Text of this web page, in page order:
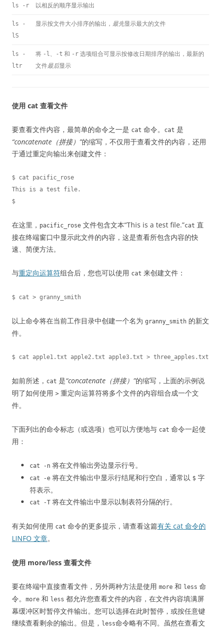
ls -r 以相反的顺序显示输出
ls -
lS
显示按文件大小排序的输出， 最先显示最大的文件
ls -
ltr
将 -l 、 -t 和 -r 选项组合可显示按修改日期排序的输出，最新的
文件最后显示
使用 cat 查看文件
要查看文件内容，最简单的命令之一是 cat 命令。 cat 是
“concatenate（拼接）”的缩写，不仅用于查看文件的内容，还用
于通过重定向输出来创建文件：
$ cat pacific_rose
This is a test file.
在这里， pacific_rose 文件包含文本“This is a test file.”cat 直
接在终端窗口中显示此文件的内容，这是查看所包含内容的快
速、简便方法。
与重定向运算符组合后，您也可以使用 cat 来创建文件：
以上命令将在当前工作目录中创建一个名为 granny_smith 的新文
件。
如前所述， cat 是“concatenate（拼接）”的缩写，上面的示例说
明了如何使用 > 重定向运算符将多个文件的内容组合成一个文
件。
下面列出的命令标志（或选项）也可以方便地与 cat 命令一起使
用：
cat -n 将在文件输出旁边显示行号。
cat -e 将在文件输出中显示行结尾和行空白，通常以 $ 字
符表示。
cat -T 将在文件输出中显示以制表符分隔的行。
有关如何使用 cat 命令的更多提示，请查看这篇有关 cat 命令的
LINFO 文章。
使用 more/less 查看文件
要在终端中直接查看文件，另外两种方法是使用 more 和 less 命
令。
more 和 less 都允许您查看文件的内容，在文件内容填满屏
幕缓冲区时暂停文件输出。您可以选择在此时暂停，或按任意键
继续查看剩余的输出。但是， less命令略有不同。虽然在查看文